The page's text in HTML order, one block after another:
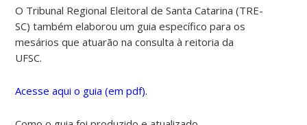
O Tribunal Regional Eleitoral de Santa Catarina (TRE-
SC) também elaborou um guia específico para os
mesários que atuarão na consulta à reitoria da
UFSC.
Acesse aqui o guia (em pdf).